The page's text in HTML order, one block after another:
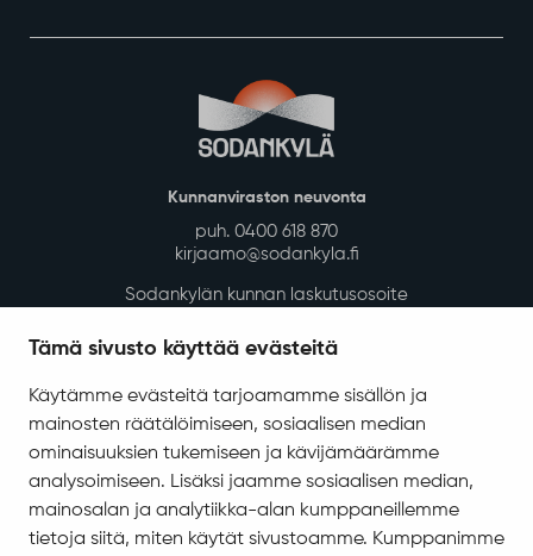
Tämä sivusto käyttää evästeitä
Käytämme evästeitä tarjoamamme sisällön ja
mainosten räätälöimiseen, sosiaalisen median
ominaisuuksien tukemiseen ja kävijämäärämme
analysoimiseen. Lisäksi jaamme sosiaalisen median,
mainosalan ja analytiikka-alan kumppaneillemme
tietoja siitä, miten käytät sivustoamme. Kumppanimme
Kunnanviraston neuvonta
puh. 0400 618 870
kirjaamo@sodankyla.fi
Sodankylän kunnan laskutusosoite
Asiakirjajulkisuuskuvaus
Evästeiden hallinta
Yhteystiedot
Jäämerentie 1, 99601 Sodankylä